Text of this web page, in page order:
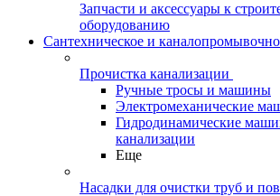
Запчасти и аксессуары к
оборудованию
Сантехническое и
Прочистка канализации
Ручные тросы и машины
Электромеханические
Гидродинамические
канализации
Еще
Насадки для очистки труб и